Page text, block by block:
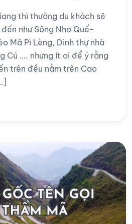
thì thường du khách sẽ
như Sông Nho Quế-
Mã Pì Lèng, Dinh thự nhà
Cú …. nhưng ít ai để ý rằng
trên đều nằm trên Cao